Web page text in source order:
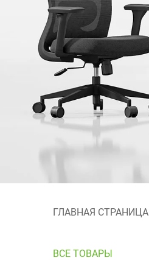
ГЛАВНАЯ СТРАНИЦА
ВСЕ ТОВАРЫ